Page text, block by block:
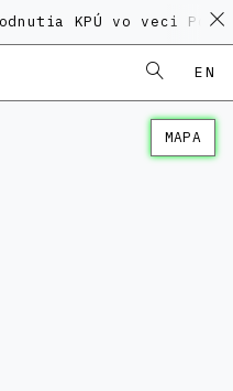
vo veci
EN
MAPA